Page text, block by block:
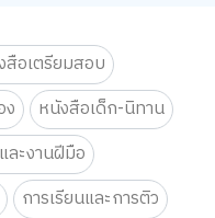
สือเตรียมสอบ
หนังสือเด็ก-นิทาน
ละงานฝีมือ
การเรียนและการติว